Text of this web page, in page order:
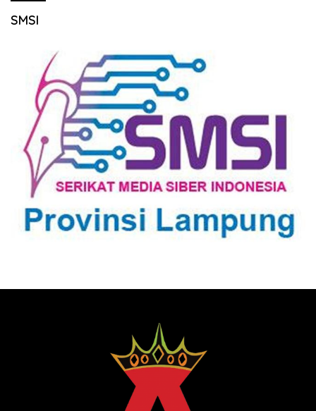
SMSI